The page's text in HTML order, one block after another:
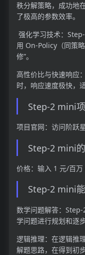
秩分解策略，成功地
了极高的参数效率。
强化学习技术：
用 On-Policy（同策
修”。
高性价比与快速响应
时，响应速度极快，
Step-2 mini
项目官网：访问阶跃
Step-2 mini
价格：输入 1 元/百
Step-2 mini能
数学问题解答：
学问题进行规划和逐步
逻辑推理：在逻辑推
解题思路，在得到初